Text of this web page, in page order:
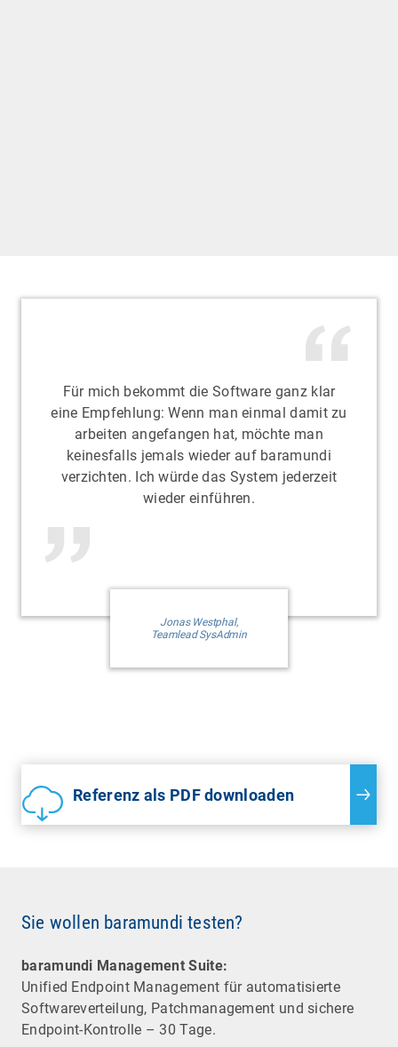
Für mich bekommt die Software ganz klar
eine Empfehlung: Wenn man einmal damit zu
arbeiten angefangen hat, möchte man
keinesfalls jemals wieder auf baramundi
verzichten. Ich würde das System jederzeit
wieder einführen.
Jonas Westphal,
Teamlead SysAdmin
Referenz als PDF downloaden
Sie wollen baramundi testen?
baramundi Management Suite:
Unified Endpoint Management für automatisierte
Software­verteilung, Patchmanagement und sichere
Endpoint-Kontrolle – 30 Tage.